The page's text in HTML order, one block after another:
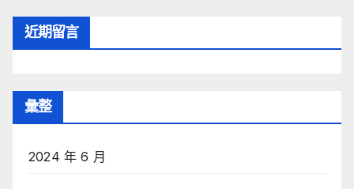
近期留言
彙整
2024 年 6 月